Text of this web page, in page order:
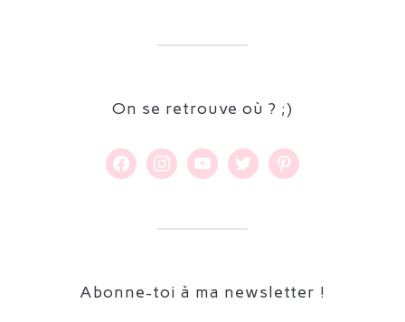
On se retrouve où ? ;)
facebookinstagramyoutubetwitterpinterest
Abonne-toi à ma newsletter !